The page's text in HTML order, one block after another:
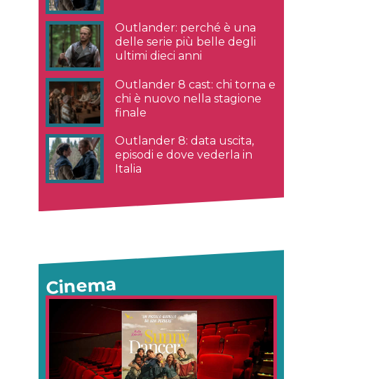
Outlander: perché è una
delle serie più belle degli
ultimi dieci anni
Outlander 8 cast: chi torna e
chi è nuovo nella stagione
finale
Outlander 8: data uscita,
episodi e dove vederla in
Italia
Cinema